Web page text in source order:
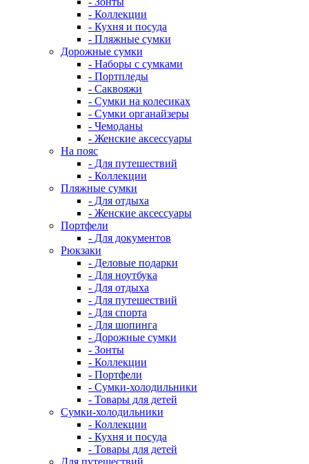
- Коллекции
- Кухня и посуда
- Пляжные сумки
Дорожные сумки
- Наборы с сумками
- Портпледы
- Саквояжи
- Сумки на колесиках
- Сумки органайзеры
- Чемоданы
- Женские аксессуары
На пояс
- Для путешествий
- Коллекции
Пляжные сумки
- Для отдыха
- Женские аксессуары
Портфели
- Для документов
Рюкзаки
- Деловые подарки
- Для ноутбука
- Для отдыха
- Для путешествий
- Для спорта
- Для шопинга
- Дорожные сумки
- Зонты
- Коллекции
- Портфели
- Сумки-холодильники
- Товары для детей
Сумки-холодильники
- Коллекции
- Кухня и посуда
- Товары для детей
Для путешествий